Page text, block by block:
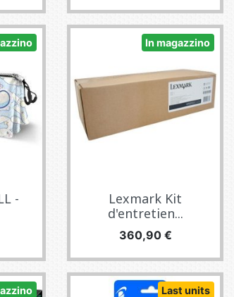
-
In magazzino
Lexmark Kit
d'entretien...
Prezzo
360,90 €
Last units